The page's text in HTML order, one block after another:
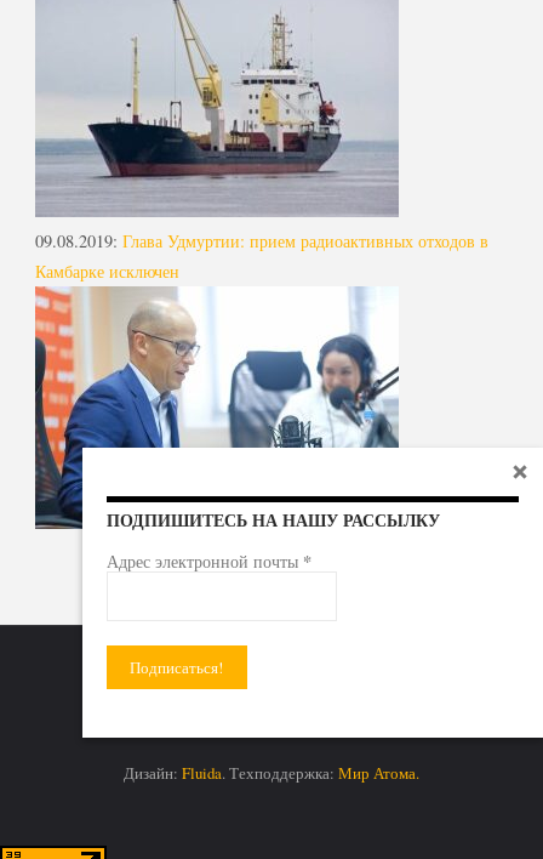
09.08.2019: Глава Удмуртии: прием радиоактивных отходов в
Камбарке исключен
Дизайн: Fluida. Техподдержка: Мир Атома.
ПОДПИШИТЕСЬ НА НАШУ РАССЫЛКУ
Адрес электронной почты *